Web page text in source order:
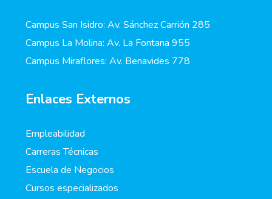
Campus San Isidro: Av. Sánchez Carrión 285
Campus La Molina: Av. La Fontana 955
Campus Miraflores: Av. Benavides 778
Enlaces Externos
Empleabilidad
Carreras Técnicas
Escuela de Negocios
Cursos especializados